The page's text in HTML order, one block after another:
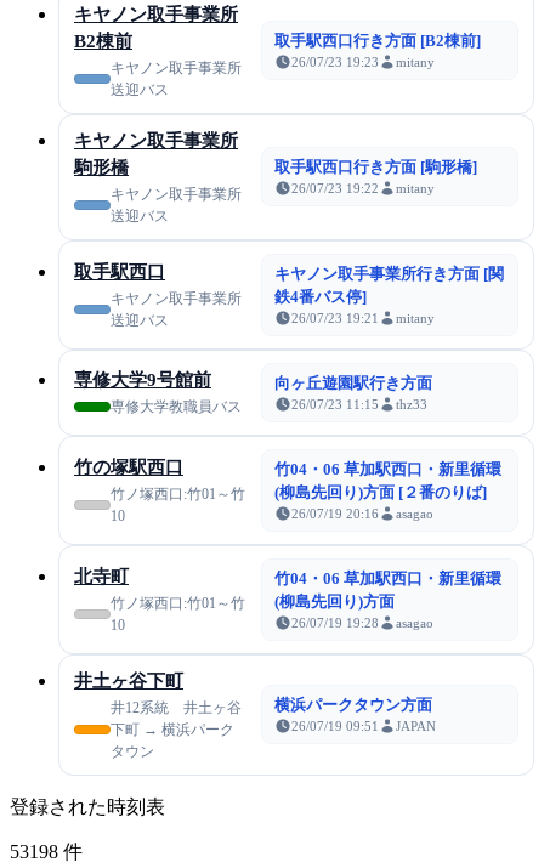
キヤノン取手事業所
B2棟前
キヤノン取手事業所
送迎バス
取手駅西口行き方面 [B2棟前]
26/07/23 19:23 mitany
キヤノン取手事業所
駒形橋
キヤノン取手事業所
送迎バス
取手駅西口行き方面 [駒形橋]
26/07/23 19:22 mitany
取手駅西口
キヤノン取手事業所
送迎バス
キヤノン取手事業所行き方面 [関
鉄4番バス停]
26/07/23 19:21 mitany
専修大学9号館前
専修大学教職員バス
向ヶ丘遊園駅行き方面
26/07/23 11:15 thz33
竹の塚駅西口
竹ノ塚西口:竹01～竹
10
竹04・06 草加駅西口・新里循環
(柳島先回り)方面 [２番のりば]
26/07/19 20:16 asagao
北寺町
竹ノ塚西口:竹01～竹
10
竹04・06 草加駅西口・新里循環
(柳島先回り)方面
26/07/19 19:28 asagao
井土ヶ谷下町
井12系統 井土ヶ谷
下町 → 横浜パーク
タウン
横浜パークタウン方面
26/07/19 09:51 JAPAN
登録された時刻表
53198 件